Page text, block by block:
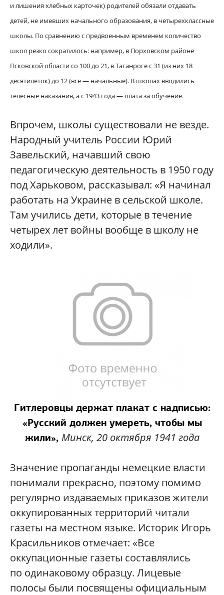
и лишения хлебных карточек) родителей обязали отдавать
детей, не имевших начального образования, в четырехклассные
школы. По сравнению с предвоенным временем количество
школ резко сократилось: например, в Порховском районе
Псковской области со 100 до 21, в Таганроге с 31 (из них 18
десятилеток) до 12 (все — начальные). В школах вводились
телесные наказания, а с 1943 года — плата за обучение.
Впрочем, школы существовали не везде.
Народный учитель России Юрий
Завельский, начавший свою
педагогическую деятельность в 1950 году
под Харьковом, рассказывал: «Я начинал
работать на Украине в сельской школе.
Там учились дети, которые в течение
четырех лет войны вообще в школу не
ходили».
Гитлеровцы держат плакат с надписью:
«Русский должен умереть, чтобы мы
жили», Минск, 20 октября 1941 года
Значение пропаганды немецкие власти
понимали прекрасно, поэтому помимо
регулярно издаваемых приказов жители
оккупированных территорий читали
газеты на местном языке. Историк Игорь
Красильников отмечает: «Все
оккупационные газеты составлялись
по одинаковому образцу. Лицевые
полосы были посвящены официальным